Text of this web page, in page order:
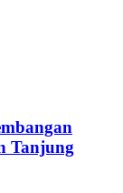
Tanjung